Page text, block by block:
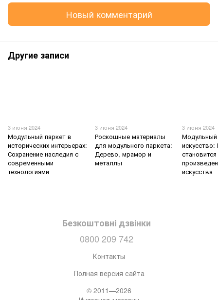
Новый комментарий
Другие записи
3 июня 2024
Модульный паркет в
исторических интерьерах:
Сохранение наследия с
современными
технологиями
3 июня 2024
Роскошные материалы
для модульного паркета:
Дерево, мрамор и
металлы
3 июня 2024
Модульный
становится
искусства
Безкоштовні дзвінки
0800 209 742
Контакты
Полная версия сайта
© 2011—2026